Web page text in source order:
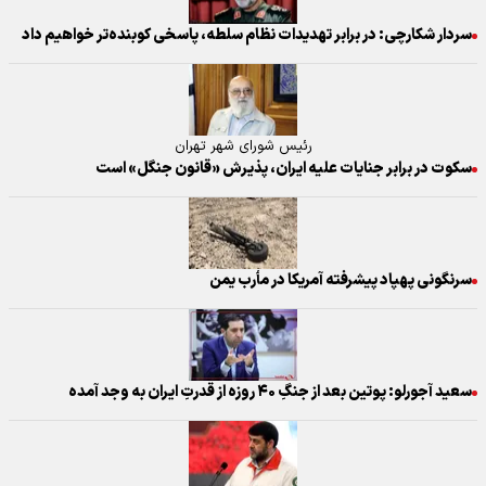
سردار شکارچی: در برابر تهدیدات نظام سلطه، پاسخی کوبنده‌تر خواهیم داد
رئیس شورای شهر تهران
سکوت در برابر جنایات علیه ایران، پذیرش «قانون جنگل» است
سرنگونی پهپاد پیشرفته آمریکا در مأرب یمن
سعید آجورلو: پوتین بعد از جنگِ ۴۰ روزه از قدرتِ ایران به وجد آمده